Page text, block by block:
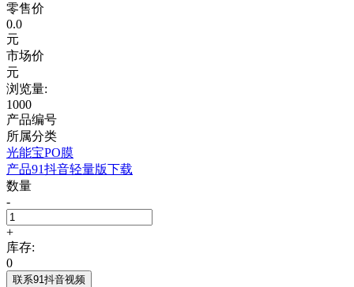
零售价
0.0
元
市场价
元
浏览量:
1000
产品编号
所属分类
光能宝PO膜
产品91抖音轻量版下载
数量
-
+
库存:
0
联系91抖音视频